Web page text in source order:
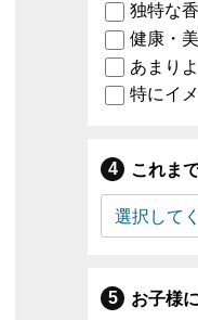
独特な
健康・
あまり
特にイ
これま
お子様